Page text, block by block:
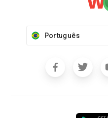
Português